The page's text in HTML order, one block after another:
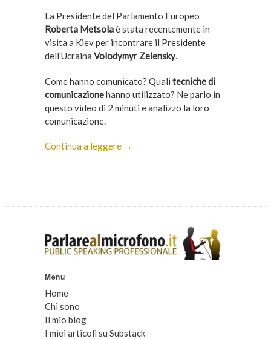
La Presidente del Parlamento Europeo
Roberta Metsolaè stata recentemente in
visita a Kiev per incontrare il Presidente
dell’Ucraina Volodymyr Zelensky.
Come hanno comunicato? Quali tecniche di
comunicazionehanno utilizzato? Ne parlo in
questo video di 2 minuti e analizzo la loro
comunicazione.
Continua a leggere →
Menu
Home
Chi sono
Il mio blog
I miei articoli su Substack